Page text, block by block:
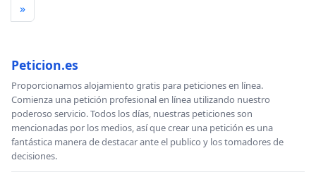
»
Peticion.es
Proporcionamos alojamiento gratis para peticiones en línea.
Comienza una petición profesional en línea utilizando nuestro
poderoso servicio. Todos los días, nuestras peticiones son
mencionadas por los medios, así que crear una petición es una
fantástica manera de destacar ante el publico y los tomadores de
decisiones.